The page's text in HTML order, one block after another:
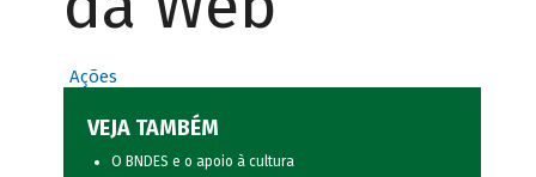
Ações
VEJA TAMBÉM
O BNDES e o apoio à cultura